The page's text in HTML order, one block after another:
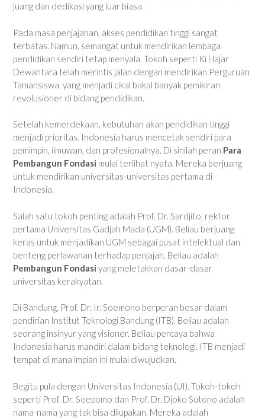
juang dan dedikasi yang luar biasa.
Pada masa penjajahan, akses pendidikan tinggi sangat
terbatas. Namun, semangat untuk mendirikan lembaga
pendidikan sendiri tetap menyala. Tokoh seperti Ki Hajar
Dewantara telah merintis jalan dengan mendirikan Perguruan
Tamansiswa, yang menjadi cikal bakal banyak pemikiran
revolusioner di bidang pendidikan.
Setelah kemerdekaan, kebutuhan akan pendidikan tinggi
menjadi prioritas. Indonesia harus mencetak sendiri para
pemimpin, ilmuwan, dan profesionalnya. Di sinilah peran Para
Pembangun Fondasi mulai terlihat nyata. Mereka berjuang
untuk mendirikan universitas-universitas pertama di
Indonesia.
Salah satu tokoh penting adalah Prof. Dr. Sardjito, rektor
pertama Universitas Gadjah Mada (UGM). Beliau berjuang
keras untuk menjadikan UGM sebagai pusat intelektual dan
benteng perlawanan terhadap penjajah. Beliau adalah
Pembangun Fondasi yang meletakkan dasar-dasar
universitas kerakyatan.
Di Bandung, Prof. Dr. Ir. Soemono berperan besar dalam
pendirian Institut Teknologi Bandung (ITB). Beliau adalah
seorang insinyur yang visioner. Beliau percaya bahwa
Indonesia harus mandiri dalam bidang teknologi. ITB menjadi
tempat di mana impian ini mulai diwujudkan.
Begitu pula dengan Universitas Indonesia (UI). Tokoh-tokoh
seperti Prof. Dr. Soepomo dan Prof. Dr. Djoko Sutono adalah
nama-nama yang tak bisa dilupakan. Mereka adalah